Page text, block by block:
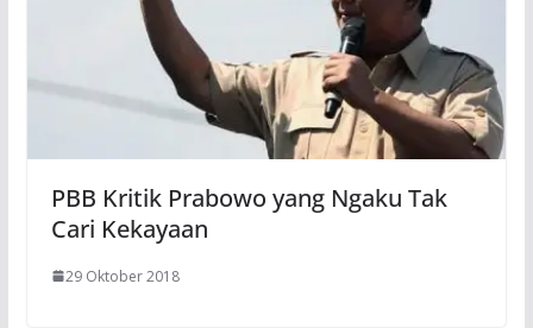
PBB Kritik Prabowo yang Ngaku Tak
Cari Kekayaan
29 Oktober 2018